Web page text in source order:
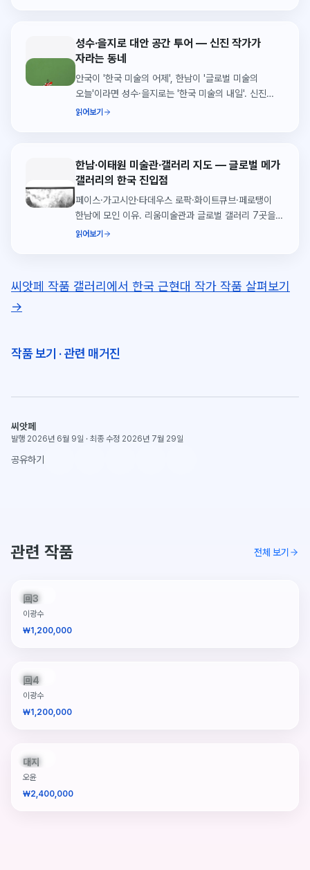
성수·을지로 대안 공간 투어 — 신진 작가가
자라는 동네
안국이 '한국 미술의 어제', 한남이 '글로벌 미술의
오늘'이라면 성수·을지로는 '한국 미술의 내일'. 신진
작가의 첫 개인전이 열리는 대안 공간을 찾아갑니다.
읽어보기
한남·이태원 미술관·갤러리 지도 — 글로벌 메가
갤러리의 한국 진입점
페이스·가고시안·타데우스 로팍·화이트큐브·페로탱이
한남에 모인 이유. 리움미술관과 글로벌 갤러리 7곳을
하루에 잇는 한남·이태원 지도.
읽어보기
씨앗페 작품 갤러리에서 한국 근현대 작가 작품 살펴보기
→
작품 보기 ·관련 매거진
씨앗페
발행 2026년 6월 9일 · 최종 수정 2026년 7월 29일
공유하기
관련 작품 전체 보기
판매중
回3
이광수
₩1,200,000
판매중
回4
이광수
₩1,200,000
판매중
대지
오윤
₩2,400,000